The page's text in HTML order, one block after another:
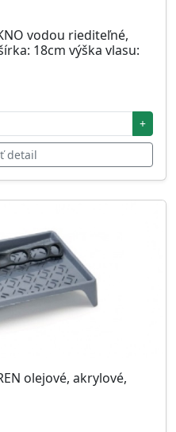
vodou riediteľné,
18cm výška vlasu:
+
detail
olejové, akrylové,